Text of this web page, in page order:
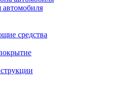
средства